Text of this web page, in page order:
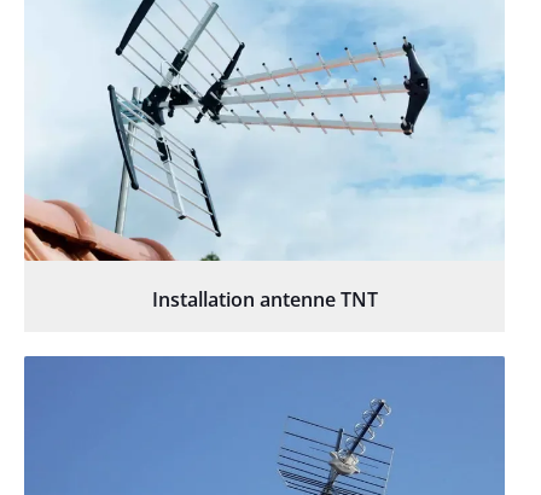
Installation antenne TNT